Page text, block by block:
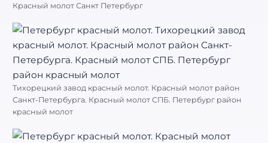
Красный молот Санкт Петербург
Тихорецкий завод красный молот. Красный молот район
Санкт-Петербурга. Красный молот СПБ. Петербург район
красный молот